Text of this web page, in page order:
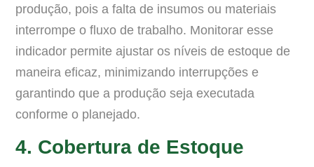
produção, pois a falta de insumos ou materiais
interrompe o fluxo de trabalho. Monitorar esse
indicador permite ajustar os níveis de estoque de
maneira eficaz, minimizando interrupções e
garantindo que a produção seja executada
conforme o planejado.
4. Cobertura de Estoque